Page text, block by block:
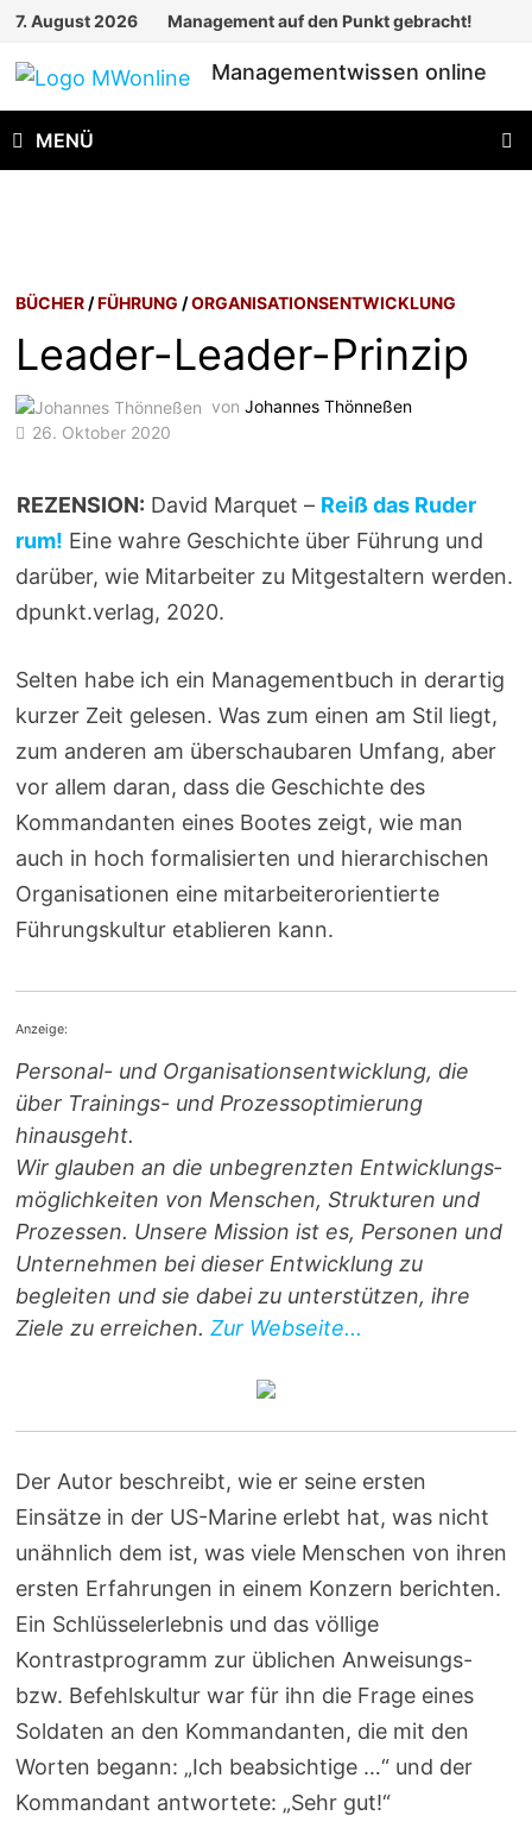
Zum
springen
7. August 2026 Management auf den Punkt gebracht!
Managementwissen online
MENÜ
BÜCHER /FÜHRUNG /ORGANISATIONSENTWICKLUNG
Leader-Leader-Prinzip
vonJohannes Thönneßen
26. Oktober 2020
REZENSION: David Marquet – Reiß das Ruder
rum! Eine wahre Geschichte über Führung und
darüber, wie Mitarbeiter zu Mitgestaltern werden.
dpunkt.verlag, 2020.
Selten habe ich ein Managementbuch in derartig
kurzer Zeit gelesen. Was zum einen am Stil liegt,
zum anderen am überschaubaren Umfang, aber
vor allem daran, dass die Geschichte des
Kommandanten eines Bootes zeigt, wie man
auch in hoch formalisierten und hierarchischen
Organisationen eine mitarbeiterorientierte
Führungskultur etablieren kann.
Anzeige:
Personal- und Orga­ni­sa­ti­ons­entwicklung, die
über Trainings- und Prozess­optimierung
hinausgeht.
Wir glauben an die unbegrenzten Entwicklungs­
möglichkeiten von Menschen, Strukturen und
Prozessen. Unsere Mission ist es, Personen und
Unternehmen bei dieser Entwicklung zu
begleiten und sie dabei zu unterstützen, ihre
Ziele zu erreichen.Zur Webseite...
Der Autor beschreibt, wie er seine ersten
Einsätze in der US-Marine erlebt hat, was nicht
unähnlich dem ist, was viele Menschen von ihren
ersten Erfahrungen in einem Konzern berichten.
Ein Schlüsselerlebnis und das völlige
Kontrastprogramm zur üblichen Anweisungs-
bzw. Befehlskultur war für ihn die Frage eines
Soldaten an den Kommandanten, die mit den
Worten begann: „Ich beabsichtige …“ und der
Kommandant antwortete: „Sehr gut!“